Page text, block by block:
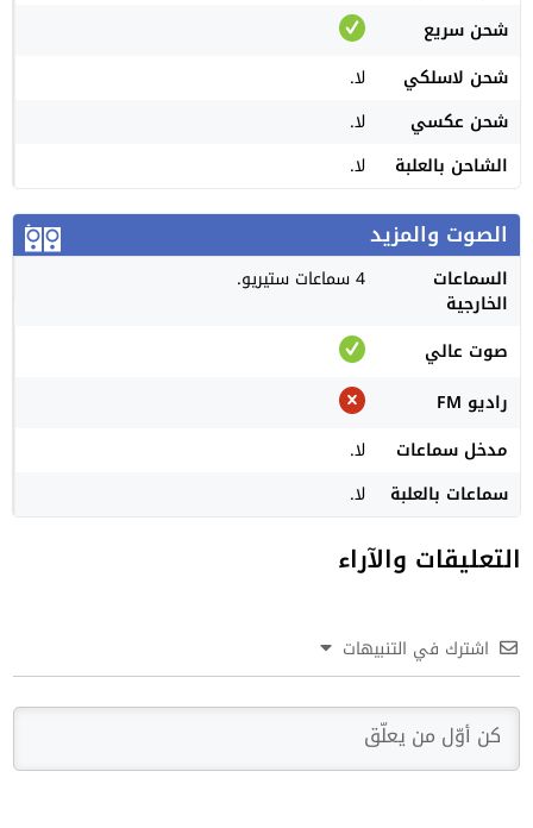
شحن سريع
شحن لاسلكي
لا.
شحن عكسي
لا.
الشاحن بالعلبة
لا.
الصوت والمزيد
السماعات
الخارجية
4 سماعات ستيريو.
صوت عالي
راديو FM
مدخل سماعات
لا.
سماعات بالعلبة
لا.
التعليقات والآراء
اشترك في التنبيهات